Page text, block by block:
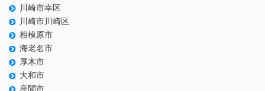
川崎市幸区
川崎市川崎区
相模原市
海老名市
厚木市
大和市
座間市